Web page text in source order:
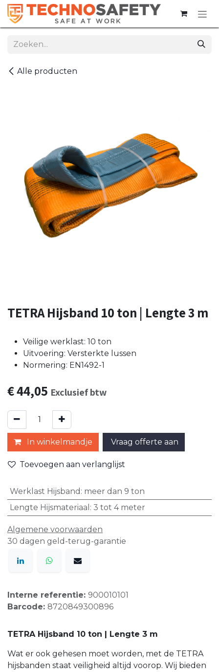
Overslaan naar inhoud
Alle producten
TETRA Hijsband 10 ton | Lengte 3 m
Veilige werklast: 10 ton
Uitvoering: Versterkte lussen
Normering: EN1492-1
€44,05 Exclusief btw
In winkelmandje Vraag offerte aan
Toevoegen aan verlanglijst
Werklast Hijsband : meer dan 9 ton
Lengte Hijsmateriaal : 3 tot 4 meter
Algemene voorwaarden
30 dagen geld-terug-garantie
Interne referentie: 900010101
Barcode: 8720849300896
TETRA Hijsband 10 ton | Lengte 3 m
Wat er ook gehesen moet worden, met de TETRA
hijsbanden staat veiligheid altijd voorop. Wij bieden